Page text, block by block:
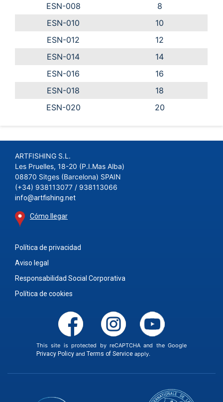
ESN-008
8
ESN-010
10
ESN-012
12
ESN-014
14
ESN-016
16
ESN-018
18
ESN-020
20
ARTFISHING S.L.
Les Pruelles, 18-20 (P.I.Mas Alba)
08870 Sitges (Barcelona) SPAIN
(+34) 938113077 / 938113066
info@artfishing.net
Cómo llegar
Política de privacidad
Aviso legal
Responsabilidad Social Corporativa
Política de cookies
This site is protected by reCAPTCHA and the Google
Privacy Policyand Terms of Serviceapply.